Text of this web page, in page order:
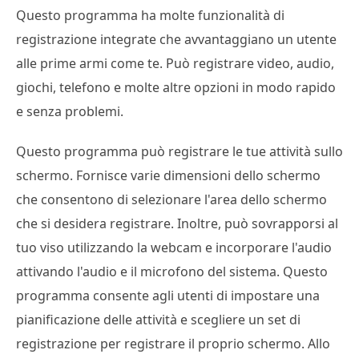
Questo programma ha molte funzionalità di
registrazione integrate che avvantaggiano un utente
alle prime armi come te. Può registrare video, audio,
giochi, telefono e molte altre opzioni in modo rapido
e senza problemi.
Questo programma può registrare le tue attività sullo
schermo. Fornisce varie dimensioni dello schermo
che consentono di selezionare l'area dello schermo
che si desidera registrare. Inoltre, può sovrapporsi al
tuo viso utilizzando la webcam e incorporare l'audio
attivando l'audio e il microfono del sistema. Questo
programma consente agli utenti di impostare una
pianificazione delle attività e scegliere un set di
registrazione per registrare il proprio schermo. Allo